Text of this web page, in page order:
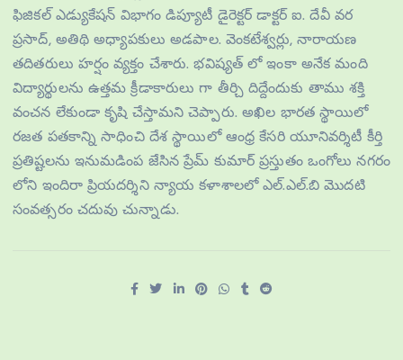
ఫిజికల్ ఎడ్యుకేషన్ విభాగం డిప్యూటీ డైరెక్టర్ డాక్టర్ ఐ. దేవీ వర
ప్రసాద్, అతిథి అధ్యాపకులు అడపాల. వెంకటేశ్వర్లు, నారాయణ
తదితరులు హర్షం వ్యక్తం చేశారు. భవిష్యత్ లో ఇంకా అనేక మంది
విద్యార్థులను ఉత్తమ క్రీడాకారులు గా తీర్చి దిద్దేందుకు తాము శక్తి
వంచన లేకుండా కృషి చేస్తామని చెప్పారు. అఖిల భారత స్థాయిలో
రజత పతకాన్ని సాధించి దేశ స్థాయిలో ఆంధ్ర కేసరి యూనివర్శిటీ కీర్తి
ప్రతిష్టలను ఇనుమడింప జేసిన ప్రేమ్ కుమార్ ప్రస్తుతం ఒంగోలు నగరం
లోని ఇందిరా ప్రియదర్శిని న్యాయ కళాశాలలో ఎల్.ఎల్.బి మొదటి
సంవత్సరం చదువు చున్నాడు.